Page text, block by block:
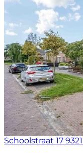
Schoolstraat 17